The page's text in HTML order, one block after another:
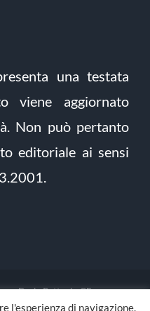
una testata
viene aggiornato
Non può pertanto
editoriale ai sensi
- Dario Pettoni - CF:
riservati | Sito sviluppato da
l'esperienza di navigazione.